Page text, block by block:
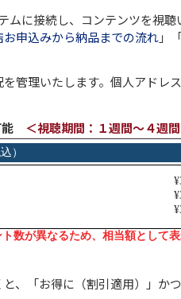
ムに接続し、コンテンツを視
申込みから納品までの流れ」
管理いたします。個人アドレ
＜視聴期間：１週間～４週
、 「お得に（割引適用）」 かつ